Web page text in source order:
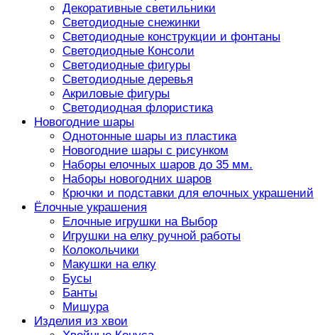
Декоративные светильники
Светодиодные снежинки
Светодиодные конструкции и фонтаны
Светодиодные Консоли
Светодиодные фигуры
Светодиодные деревья
Акриловые фигуры
Светодиодная флористика
Новогодние шары
Однотонные шары из пластика
Новогодние шары с рисунком
Наборы елочных шаров до 35 мм.
Наборы новогодних шаров
Крючки и подставки для елочных украшений
Ёлочные украшения
Елочные игрушки на Выбор
Игрушки на елку ручной работы
Колокольчики
Макушки на елку
Бусы
Банты
Мишура
Изделия из хвои